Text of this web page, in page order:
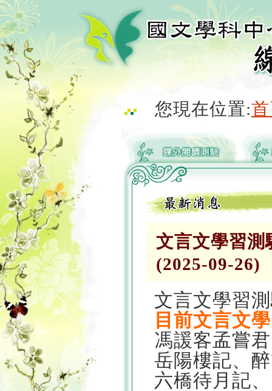
您現在位置:
文言文學習測
(2025-09-26)
文言文學習
目前文言文
馮諼客孟嘗
岳陽樓記、
六橋待月記